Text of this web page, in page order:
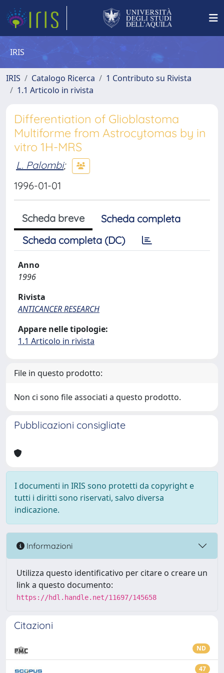
IRIS
IRIS Catalogo Ricerca
1 Contributo su Rivista
1.1 Articolo in rivista
Differentiation of Glioblastoma
Multiforme from Astrocytomas by in
vitro 1H-MRS
L. Palombi;
1996-01-01
Scheda breve
Scheda completa
Scheda completa (DC)
Anno
1996
Rivista
ANTICANCER RESEARCH
Appare nelle tipologie:
1.1 Articolo in rivista
File in questo prodotto:
Non ci sono file associati a questo prodotto.
Pubblicazioni consigliate
I documenti in IRIS sono protetti da copyright e
tutti i diritti sono riservati, salvo diversa
indicazione.
Informazioni
Utilizza questo identificativo per citare o creare un
link a questo documento:
https://hdl.handle.net/11697/145658
Citazioni
ND
47